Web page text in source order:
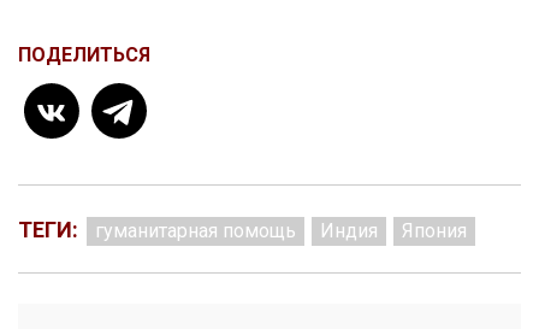
ПОДЕЛИТЬСЯ
ТЕГИ: гуманитарная помощь Индия Япония